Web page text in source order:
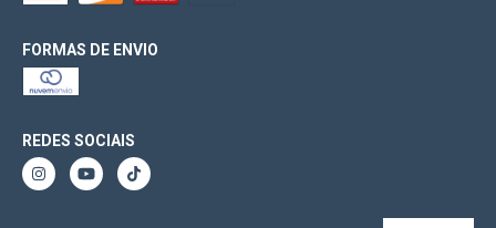
FORMAS DE ENVIO
REDES SOCIAIS